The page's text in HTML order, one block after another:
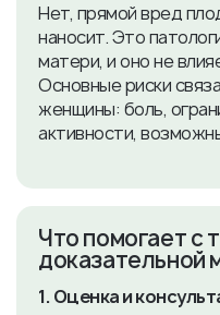
Нет, прямой вред
наносит. Это
матери, и оно не
Основные риски
женщины: боль,
активности,
Что помогает с
доказательной
1. Оценка и